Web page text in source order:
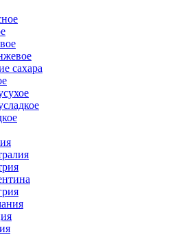
сахара